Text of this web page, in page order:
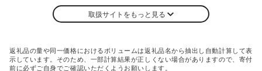
取扱サイトをもっと見る
返礼品の量や同一価格におけるボリュームは返礼品名から抽出し自動計算して表
示しています。そのため、一部計算結果が正しくない場合がありますので、寄付
前に必ずご自身でご確認いただくようお願いします。